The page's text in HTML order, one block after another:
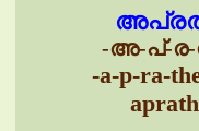
-അ-പ്-ര-
-a-p-ra-